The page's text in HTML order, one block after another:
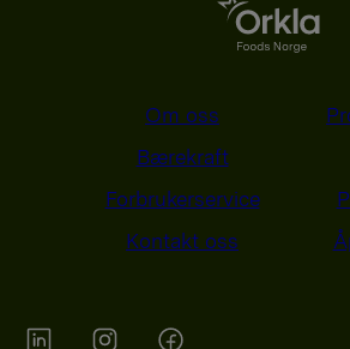
Om oss
Bærekraft
Forbrukerservice
Kontakt oss